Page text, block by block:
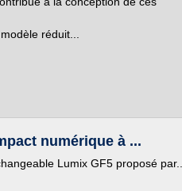
réduit...
numérique à ...
Lumix GF5 proposé par...